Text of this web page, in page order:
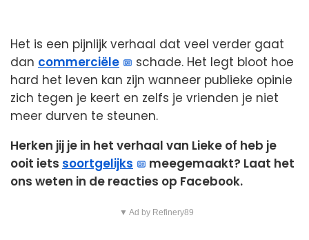
Het is een pijnlijk verhaal dat veel verder gaat
dan commerciële
schade. Het legt bloot hoe
hard het leven kan zijn wanneer publieke opinie
zich tegen je keert en zelfs je vrienden je niet
meer durven te steunen.
Herken jij je in het verhaal van Lieke of heb je
ooit iets soortgelijks
meegemaakt? Laat het
ons weten in de reacties op Facebook.
▼ Ad by Refinery89